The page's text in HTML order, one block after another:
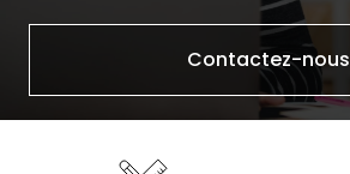
Contactez-nous